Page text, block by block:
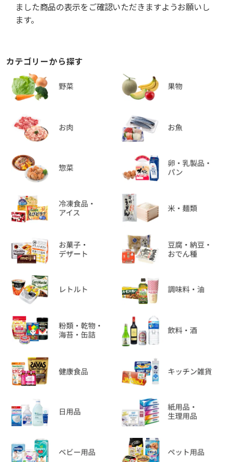
ました商品の表示をご確認いただきますようお願いし
ます。
カテゴリーから探す